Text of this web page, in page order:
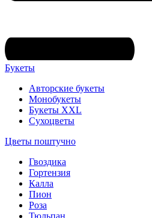
Букеты
Авторские букеты
Монобукеты
Букеты XXL
Сухоцветы
Цветы поштучно
Гвоздика
Гортензия
Калла
Пион
Роза
Тюльпан